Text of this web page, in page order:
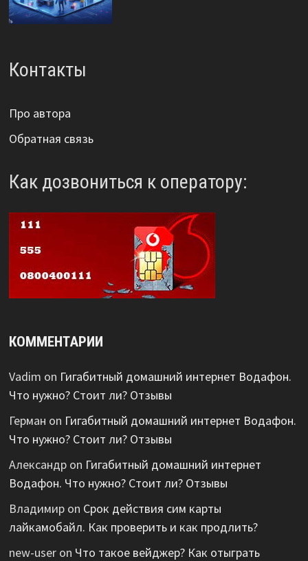
Контакты
Про автора
Обратная связь
Как дозвониться к оператору:
КОММЕНТАРИИ
Vadim on Гигабитный домашний интернет Водафон.
Что нужно? Стоит ли? Отзывы
Герман on Гигабитный домашний интернет Водафон.
Что нужно? Стоит ли? Отзывы
Александрon Гигабитный домашний интернет
Водафон. Что нужно? Стоит ли? Отзывы
Владимирon Срок действия сим карты
лайкамобайл. Как проверить и как продлить?
new-useron Что такое вейджер? Как отыграть